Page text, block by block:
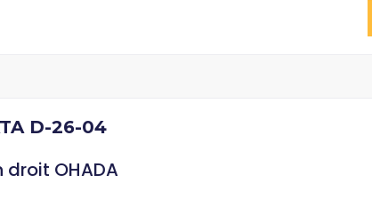
D-26-04
OHADA